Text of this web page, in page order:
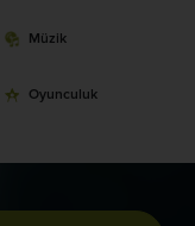
Müzik
Oyunculuk